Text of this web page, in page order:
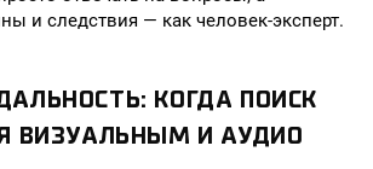
и следствия — как человек-эксперт.
КОГДА ПОИСК
ВИЗУАЛЬНЫМ И АУДИО